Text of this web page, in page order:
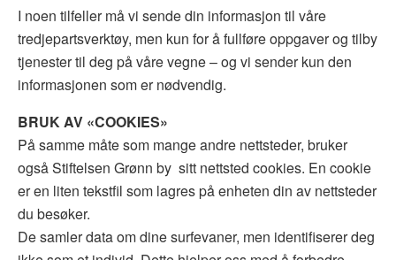
I noen tilfeller må vi sende din informasjon til våre
tredjepartsverktøy, men kun for å fullføre oppgaver og tilby
tjenester til deg på våre vegne – og vi sender kun den
informasjonen som er nødvendig.
BRUK AV «COOKIES»
På samme måte som mange andre nettsteder, bruker
også Stiftelsen Grønn by sitt nettsted cookies. En cookie
er en liten tekstfil som lagres på enheten din av nettsteder
du besøker.
De samler data om dine surfevaner, men identifiserer deg